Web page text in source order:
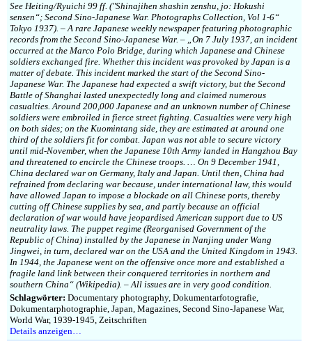
See Heiting/Ryuichi 99 ff. (″Shinajihen shashin zenshu, jo: Hokushi
sensen“; Second Sino-Japanese War. Photographs Collection, Vol 1-6“
Tokyo 1937). – A rare Japanese weekly newspaper featuring photographic
records from the Second Sino-Japanese War. – „On 7 July 1937, an incident
occurred at the Marco Polo Bridge, during which Japanese and Chinese
soldiers exchanged fire. Whether this incident was provoked by Japan is a
matter of debate. This incident marked the start of the Second Sino-
Japanese War. The Japanese had expected a swift victory, but the Second
Battle of Shanghai lasted unexpectedly long and claimed numerous
casualties. Around 200,000 Japanese and an unknown number of Chinese
soldiers were embroiled in fierce street fighting. Casualties were very high
on both sides; on the Kuomintang side, they are estimated at around one
third of the soldiers fit for combat. Japan was not able to secure victory
until mid-November, when the Japanese 10th Army landed in Hangzhou Bay
and threatened to encircle the Chinese troops. … On 9 December 1941,
China declared war on Germany, Italy and Japan. Until then, China had
refrained from declaring war because, under international law, this would
have allowed Japan to impose a blockade on all Chinese ports, thereby
cutting off Chinese supplies by sea, and partly because an official
declaration of war would have jeopardised American support due to US
neutrality laws. The puppet regime (Reorganised Government of the
Republic of China) installed by the Japanese in Nanjing under Wang
Jingwei, in turn, declared war on the USA and the United Kingdom in 1943.
In 1944, the Japanese went on the offensive once more and established a
fragile land link between their conquered territories in northern and
southern China“ (Wikipedia). – All issues are in very good condition.
Schlagwörter: Documentary photography, Dokumentarfotografie,
Dokumentarphotographie, Japan, Magazines, Second Sino-Japanese War,
World War, 1939-1945, Zeitschriften
Details anzeigen…